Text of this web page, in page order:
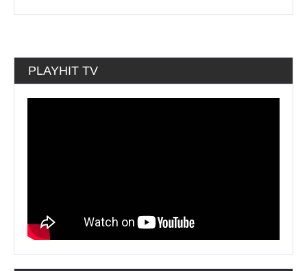
PLAYHIT TV